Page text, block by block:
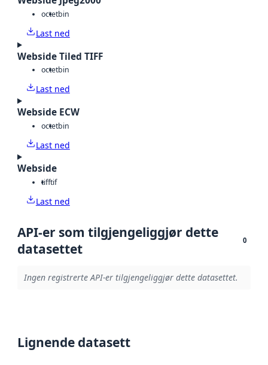
octetbin
Last ned
Webside Tiled TIFF
octetbin
Last ned
Webside ECW
octetbin
Last ned
Webside
tifftif
Last ned
API-er som tilgjengeliggjør dette
datasettet
0
Ingen registrerte API-er tilgjengeliggjør dette datasettet.
Lignende datasett